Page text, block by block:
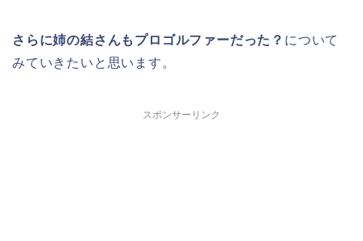
さらに姉の結さんもプロゴルファーだった？ について
みていきたいと思います。
スポンサーリンク